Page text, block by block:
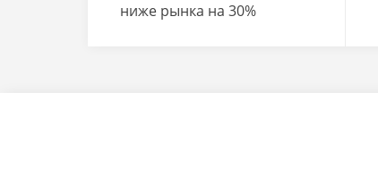
ниже рынка на 30%